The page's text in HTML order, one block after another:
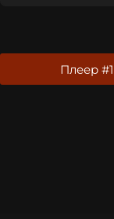
Плеер #1